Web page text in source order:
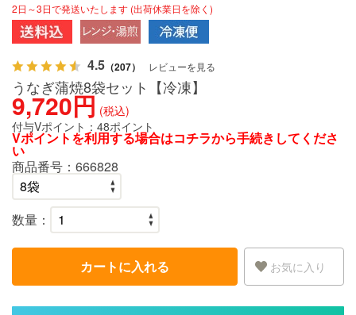
2日～3日で発送いたします (出荷休業日を除く)
4.5 （207） レビューを見る
うなぎ蒲焼8袋セット【冷凍】
9,720円 (税込)
付与Vポイント： 48ポイント
Vポイントを利用する場合はコチラから手続きしてくださ
い
商品番号： 666828
数量：
カートに入れる お気に入り